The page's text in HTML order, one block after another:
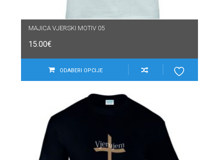
MAJICA VJERSKI MOTIV 05
15.00€
ODABERI OPCIJE